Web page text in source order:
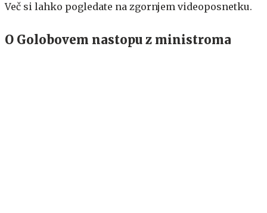
Več si lahko pogledate na zgornjem videoposnetku.
O Golobovem nastopu z ministroma